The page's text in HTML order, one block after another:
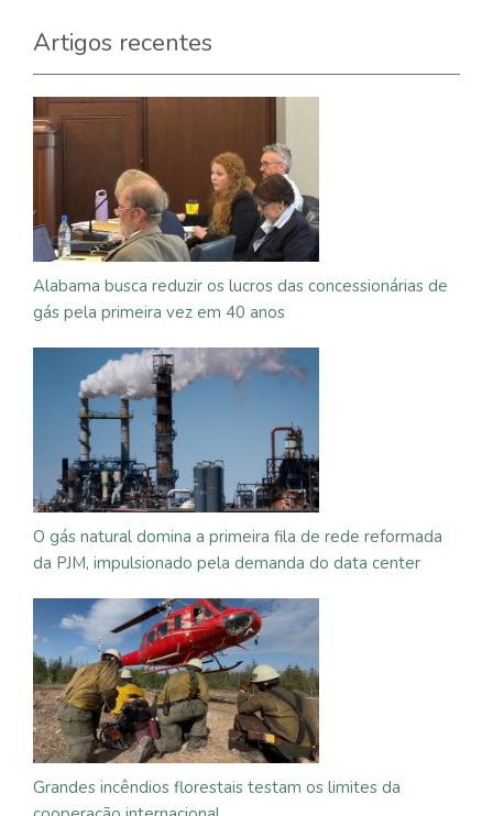
Artigos recentes
Alabama busca reduzir os lucros das concessionárias de
gás pela primeira vez em 40 anos
O gás natural domina a primeira fila de rede reformada
da PJM, impulsionado pela demanda do data center
Grandes incêndios florestais testam os limites da